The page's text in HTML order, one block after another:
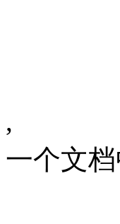
, 同
一个文